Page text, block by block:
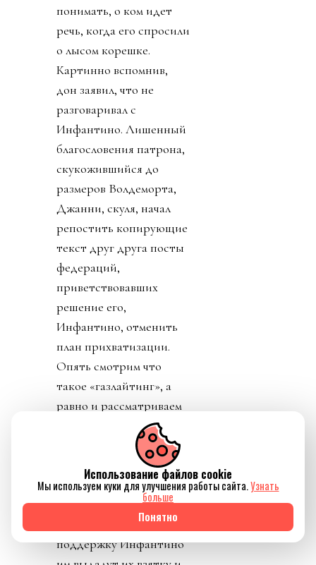
понимать, о ком идет
речь, когда его спросили
о лысом корешке.
Картинно вспомнив,
дон заявил, что не
разговаривал с
Инфантино. Лишенный
благословения патрона,
скукожившийся до
размеров Волдеморта,
Джанни, скуля, начал
репостить копирующие
текст друг друга посты
федераций,
приветствовавших
решение его,
Инфантино, отменить
план прихватизации.
Опять смотрим что
такое «газлайтинг», а
равно и рассматриваем
подборку стран: Катар,
ОАЭ, Бутан, Шри
Ланка, Марокко.
Федерация футбола
Конго пришла тоже
уточнить, где за
поддержку Инфантино
Использование файлов cookie
Мы используем куки для улучшения работы сайта.Узнать
больше
Понятно